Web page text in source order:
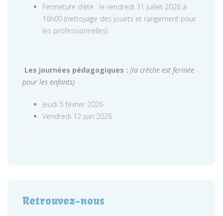
Fermeture d’été : le vendredi 31 juillet 2026 à
16h00 (nettoyage des jouets et rangement pour
les professionnelles)
Les journées pédagogiques : (la crèche est fermée
pour les enfants)
Jeudi 5 février 2026
Vendredi 12 juin 2026
Retrouvez-nous